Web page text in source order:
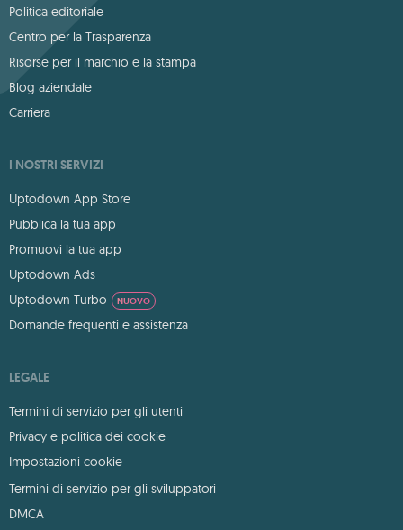
Politica editoriale
Centro per la Trasparenza
Risorse per il marchio e la stampa
Blog aziendale
Carriera
I NOSTRI SERVIZI
Uptodown App Store
Pubblica la tua app
Promuovi la tua app
Uptodown Ads
Uptodown Turbo
NUOVO
Domande frequenti e assistenza
LEGALE
Termini di servizio per gli utenti
Privacy e politica dei cookie
Impostazioni cookie
Termini di servizio per gli sviluppatori
DMCA